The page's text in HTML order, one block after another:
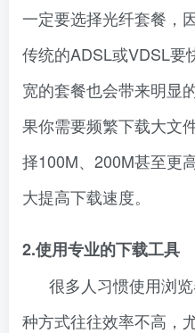
一定要选择光纤套餐，
传统的ADSL或VDSL要
宽的套餐也会带来明显
果你需要频繁下载大文
择100M、200M甚至更
大提高下载速度。
2.使用专业的下载工具
很多人习惯使用浏
种方式往往效率不高，